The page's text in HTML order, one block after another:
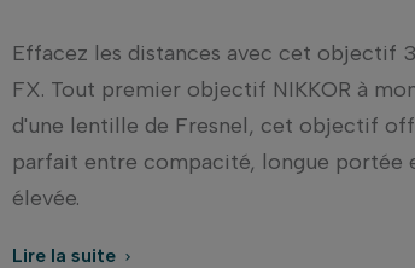
Effacez les distances avec cet objectif
FX. Tout premier objectif NIKKOR à
d'une lentille de Fresnel, cet objectif
parfait entre compacité, longue portée
élevée.
Lire la suite 